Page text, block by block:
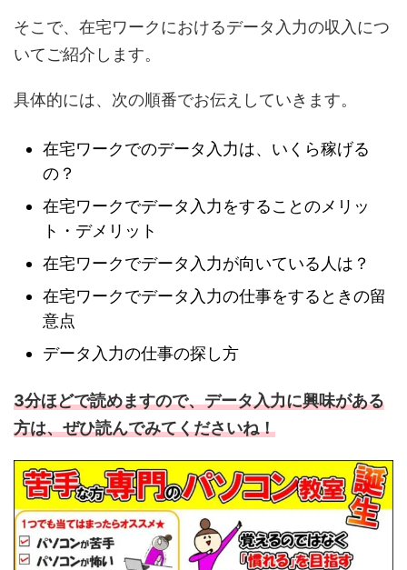
そこで、在宅ワークにおけるデータ入力の収入につ
いてご紹介します。
具体的には、次の順番でお伝えしていきます。
在宅ワークでのデータ入力は、いくら稼げる
の？
在宅ワークでデータ入力をすることのメリッ
ト・デメリット
在宅ワークでデータ入力が向いている人は？
在宅ワークでデータ入力の仕事をするときの留
意点
データ入力の仕事の探し方
3分ほどで読めますので、データ入力に興味がある
方は、ぜひ読んでみてくださいね！